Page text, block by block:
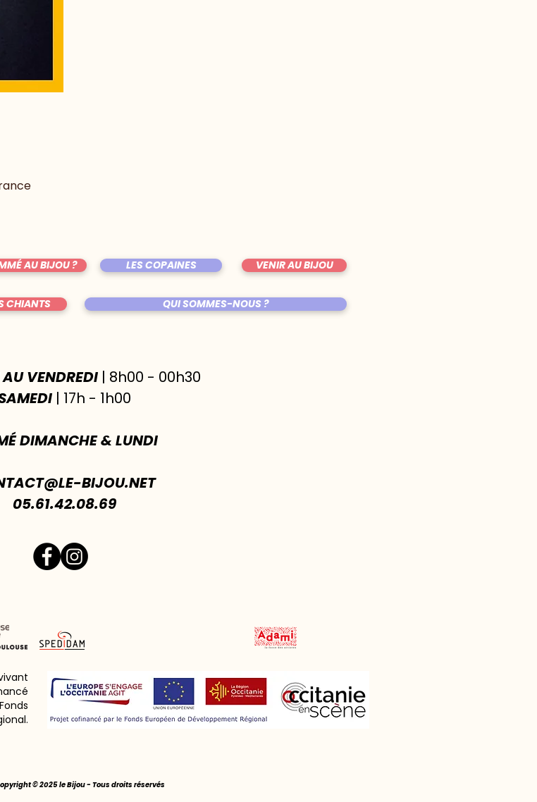
AU BIJOU ? LES COPAINES VENIR AU BIJOU
CHIANTS QUI SOMMES-NOUS ?
VENDREDI| 8h00 - 00h30
| 17h - 1h00
DIMANCHE & LUNDI
BIJOU.NET
05.61.42.08.69
© 2025 le Bijou - Tous droits réservés